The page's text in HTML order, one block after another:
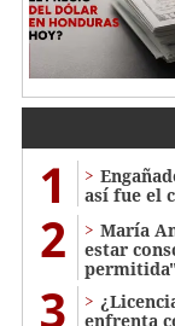
1
así fue el
2
María
estar
permitida"
3
enfrenta